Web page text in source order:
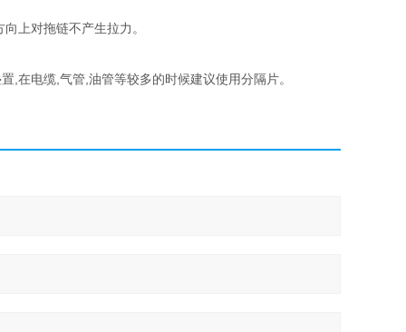
上对拖链不产生拉力。
电缆,气管,油管等较多的时候建议使用分隔片。